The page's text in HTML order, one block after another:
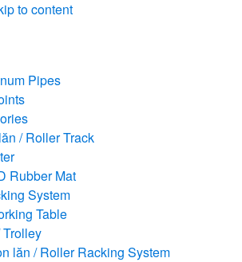
to content
Pipes
/ Roller Track
Rubber Mat
System
Table
lăn / Roller Racking System